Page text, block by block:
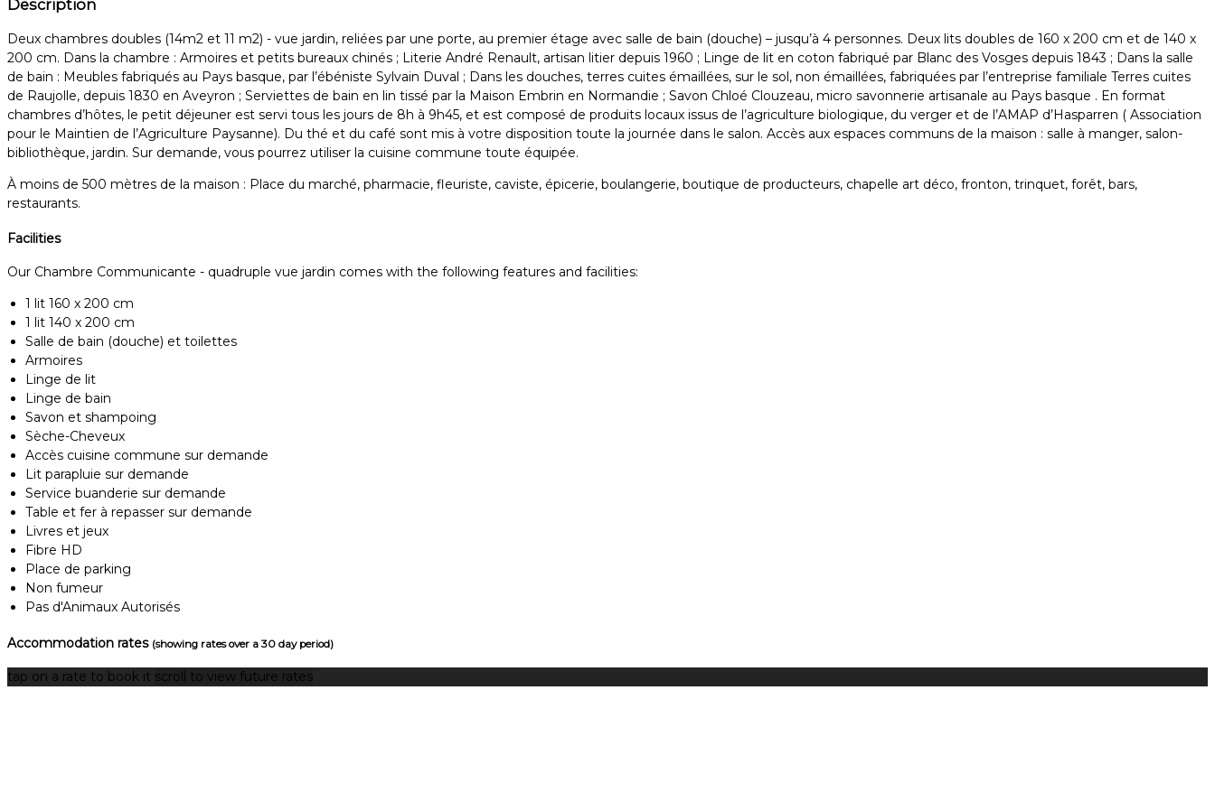
Description
Deux chambres doubles (14m2 et 11 m2) - vue jardin, reliées par une porte, au premier étage avec salle de bain (douche) – jusqu’à 4 personnes. Deux lits doubles de 160 x 200 cm et de 140 x
200 cm. Dans la chambre : Armoires et petits bureaux chinés ; Literie André Renault, artisan litier depuis 1960 ; Linge de lit en coton fabriqué par Blanc des Vosges depuis 1843 ; Dans la salle
de bain : Meubles fabriqués au Pays basque, par l’ébéniste Sylvain Duval ; Dans les douches, terres cuites émaillées, sur le sol, non émaillées, fabriquées par l’entreprise familiale Terres cuites
de Raujolle, depuis 1830 en Aveyron ; Serviettes de bain en lin tissé par la Maison Embrin en Normandie ; Savon Chloé Clouzeau, micro savonnerie artisanale au Pays basque . En format
chambres d’hôtes, le petit déjeuner est servi tous les jours de 8h à 9h45, et est composé de produits locaux issus de l’agriculture biologique, du verger et de l’AMAP d’Hasparren ( Association
pour le Maintien de l’Agriculture Paysanne). Du thé et du café sont mis à votre disposition toute la journée dans le salon. Accès aux espaces communs de la maison : salle à manger, salon-
bibliothèque, jardin. Sur demande, vous pourrez utiliser la cuisine commune toute équipée.
À moins de 500 mètres de la maison : Place du marché, pharmacie, fleuriste, caviste, épicerie, boulangerie, boutique de producteurs, chapelle art déco, fronton, trinquet, forêt, bars,
restaurants.
Facilities
Our Chambre Communicante - quadruple vue jardin comes with the following features and facilities:
1 lit 160 x 200 cm
1 lit 140 x 200 cm
Salle de bain (douche) et toilettes
Armoires
Linge de lit
Linge de bain
Savon et shampoing
Sèche-Cheveux
Accès cuisine commune sur demande
Lit parapluie sur demande
Service buanderie sur demande
Table et fer à repasser sur demande
Livres et jeux
Fibre HD
Place de parking
Non fumeur
Pas d'Animaux Autorisés
Accommodation rates (showing rates over a 30 day period)
tap on a rate to book it scroll to view future rates